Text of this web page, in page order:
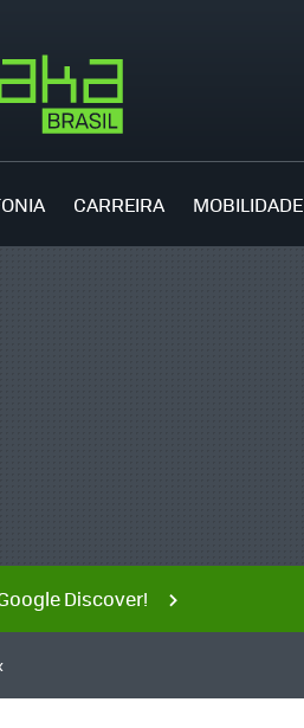
CARREIRA MOBILIDADE
Discover!